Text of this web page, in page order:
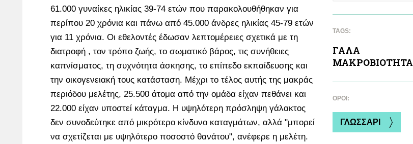
61.000 γυναίκες ηλικίας 39-74 ετών που παρακολουθήθηκαν για
περίπου 20 χρόνια και πάνω από 45.000 άνδρες ηλικίας 45-79 ετών
για 11 χρόνια. Οι εθελοντές έδωσαν λεπτομέρειες σχετικά με τη
διατροφή , τον τρόπο ζωής, το σωματικό βάρος, τις συνήθειες
καπνίσματος, τη συχνότητα άσκησης, το επίπεδο εκπαίδευσης και
την οικογενειακή τους κατάσταση. Μέχρι το τέλος αυτής της μακράς
περιόδου μελέτης, 25.500 άτομα από την ομάδα είχαν πεθάνει και
22.000 είχαν υποστεί κάταγμα. Η υψηλότερη πρόσληψη γάλακτος
δεν συνοδεύτηκε από μικρότερο κίνδυνο καταγμάτων, αλλά "μπορεί
να σχετίζεται με υψηλότερο ποσοστό θανάτου", ανέφερε η μελέτη.
TAGS:
ΓAΛΑ
ΜΑΚΡΟΒΙΟΤΗΤΑ
ΌΡΟΙ:
ΓΛΩΣΣΑΡΙ